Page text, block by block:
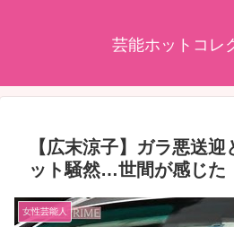
芸能ホットコレ
【広末涼子】ガラ悪送
ット騒然…世間が感じた
女性芸能人